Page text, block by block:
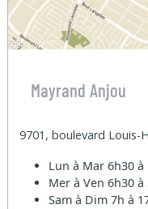
Mayrand Anjou
9701, boulevard Louis-
Lun à Mar6h30 à
Mer à Ven6h30 à
Sam à Dim7h à